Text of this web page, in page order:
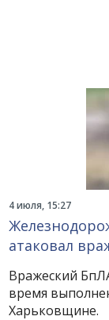
4 июля, 15:27
атаковал
Вражеский
время
Харьковщине.